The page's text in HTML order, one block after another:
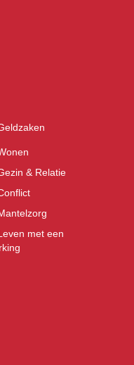
& Relatie
met een